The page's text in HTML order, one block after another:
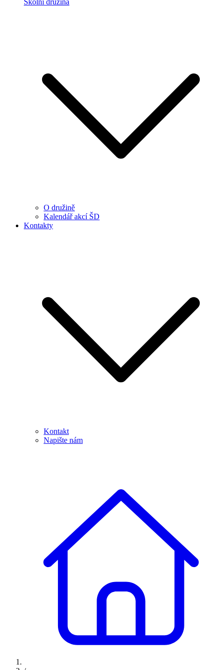
Školní družina
O družině
Kalendář akcí ŠD
Kontakty
Kontakt
Napište nám